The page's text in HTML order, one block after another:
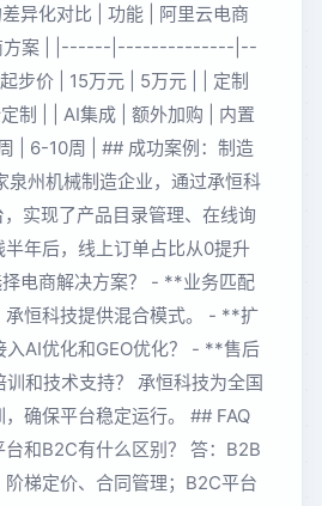
异化对比 | 功能 | 阿里云电商
商方案 | |------|--------------|--
价 | 15万元 | 5万元 | | 定制
制 | | AI集成 | 额外加购 | 内置
| 6-10周 | ## 成功案例：制造
泉州机械制造企业，通过承恒科
实现了产品目录管理、在线询
年后，线上订单占比从0提升
电商解决方案？ - **业务匹配
恒科技提供混合模式。 - **扩
AI优化和GEO优化？ - **售后
和技术支持？ 承恒科技为全国
确保平台稳定运行。 ## FAQ
和B2C有什么区别？ 答：B2B
梯定价、合同管理；B2C平台